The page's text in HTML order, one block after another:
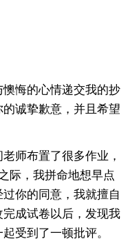
悔的心情递交我的抄
诚挚歉意，并且希望
师布置了很多作业，
际，我拼命地想早点
你的同意，我就擅自
成试卷以后，发现我
受到了一顿批评。